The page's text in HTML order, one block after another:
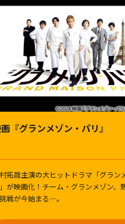
『グランメゾン・パリ』
拓哉主演の大ヒットドラマ「グラン
が映画化！チーム・グランメゾン、
戦が今始まる―。